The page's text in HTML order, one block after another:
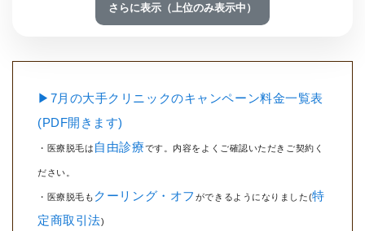
さらに表示（上位のみ表示中）
▶7月の大手クリニックのキャンペーン料金一覧表
(PDF開きます)
・医療脱毛は 自由診療です。内容をよくご確認いただきご契約く
ださい。
・医療脱毛も クーリング・オフ ができるようになりました(特
定商取引法)